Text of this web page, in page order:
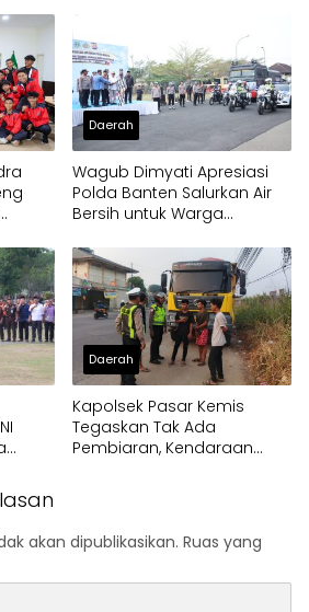
Daerah
Wagub Dimyati Apresiasi
Polda Banten Salurkan Air
Bersih untuk Warga
Daerah
Kapolsek Pasar Kemis
Tegaskan Tak Ada
Pembiaran, Kendaraan
akan dipublikasikan. Ruas yang